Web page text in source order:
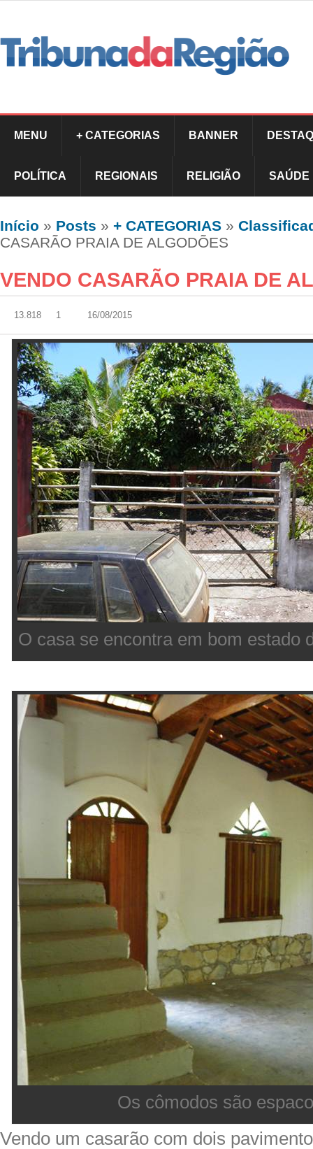
MENU + CATEGORIAS BANNER
POLÍTICA REGIONAIS RELIGIÃO SAÚDE
Início » Posts » + CATEGORIAS »
CASARÃO PRAIA DE ALGODÕES
VENDO CASARÃO PRAIA DE
13.818 1 16/08/2015
O casa se encontra em bom estado
Os cômodos são
Vendo um casarão com dois